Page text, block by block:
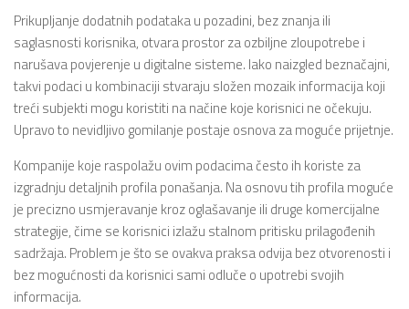
Prikupljanje dodatnih podataka u pozadini, bez znanja ili
saglasnosti korisnika, otvara prostor za ozbiljne zloupotrebe i
narušava povjerenje u digitalne sisteme. Iako naizgled beznačajni,
takvi podaci u kombinaciji stvaraju složen mozaik informacija koji
treći subjekti mogu koristiti na načine koje korisnici ne očekuju.
Upravo to nevidljivo gomilanje postaje osnova za moguće prijetnje.
Kompanije koje raspolažu ovim podacima često ih koriste za
izgradnju detaljnih profila ponašanja. Na osnovu tih profila moguće
je precizno usmjeravanje kroz oglašavanje ili druge komercijalne
strategije, čime se korisnici izlažu stalnom pritisku prilagođenih
sadržaja. Problem je što se ovakva praksa odvija bez otvorenosti i
bez mogućnosti da korisnici sami odluče o upotrebi svojih
informacija.